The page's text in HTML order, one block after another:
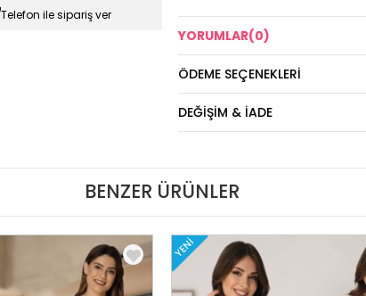
Telefon ile sipariş ver
YORUMLAR(0)
ÖDEME SEÇENEKLERI
DEĞIŞIM & İADE
BENZER ÜRÜNLER
YENI